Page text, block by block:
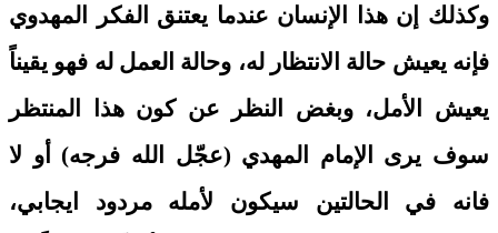
وكذلك إن هذا الإنسان عندما يعتنق الفكر المهدوي
فإنه يعيش حالة الانتظار له، وحالة العمل له فهو يقيناً
يعيش الأمل، وبغض النظر عن كون هذا المنتظر
سوف يرى الإمام المهدي (عجّل الله فرجه) أو لا
فانه في الحالتين سيكون لأمله مردود ايجابي،